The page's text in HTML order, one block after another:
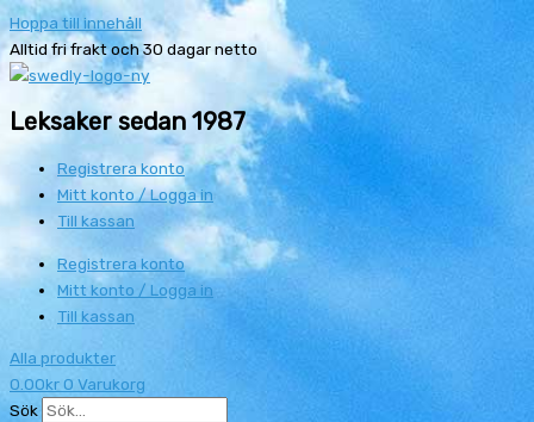
Hoppa till innehåll
Alltid fri frakt och 30 dagar netto
Leksaker sedan 1987
Registrera konto
Mitt konto / Logga in
Till kassan
Registrera konto
Mitt konto / Logga in
Till kassan
Alla produkter
0.00kr 0 Varukorg
Sök